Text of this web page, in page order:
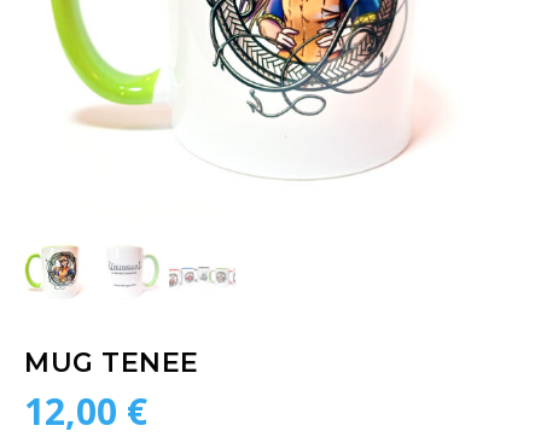
MUG TENEE
12,00 €